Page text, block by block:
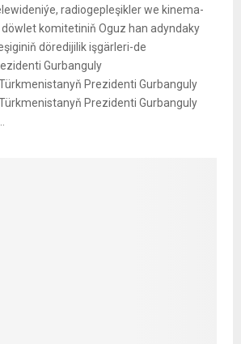
ra­dio­geple­şik­ler we ki­ne­ma­
ko­mi­te­ti­niň Oguz han adyn­da­ky
dö­re­di­ji­lik iş­gär­le­ri-de
Gurbanguly
Prezidenti Gurbanguly
Prezidenti Gurbanguly